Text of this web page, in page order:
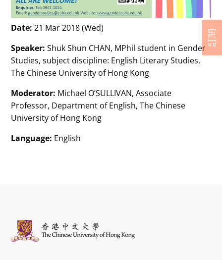
Date: 21 Mar 2018 (Wed)
Speaker: Shuk Shun CHAN, MPhil student in Gender
Studies, subject discipline: English Literary Studies,
The Chinese University of Hong Kong
Moderator: Michael O’SULLIVAN, Associate
Professor, Department of English, The Chinese
University of Hong Kong
Language: English
訂閱